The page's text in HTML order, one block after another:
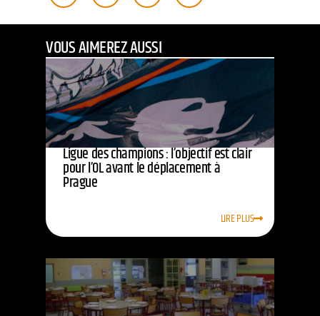
VOUS AIMEREZ AUSSI
Ligue des champions : l’objectif est clair
pour l’OL avant le déplacement à
Prague
LIRE PLUS